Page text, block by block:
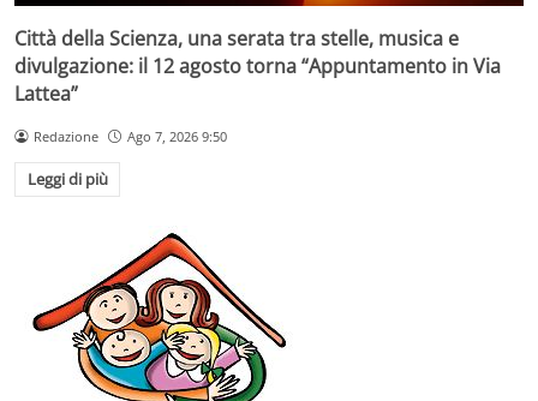
Città della Scienza, una serata tra stelle, musica e
divulgazione: il 12 agosto torna “Appuntamento in Via
Lattea”
Redazione Ago 7, 2026 9:50
Leggi di più